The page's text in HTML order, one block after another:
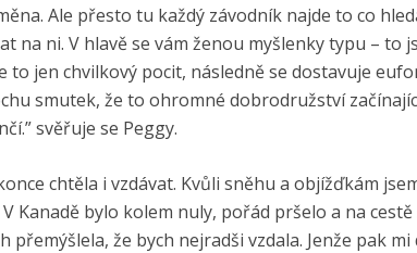
Ale přesto tu každý závodník najde to co
ni. V hlavě se vám ženou myšlenky typu – to
to jen chvilkový pocit, následně se dostavuje
smutek, že to ohromné dobrodružství
svěřuje se Peggy.
chtěla i vzdávat. Kvůli sněhu a objížďkám
Kanadě bylo kolem nuly, pořád pršelo a na
že bych nejradši vzdala. Jenže pak